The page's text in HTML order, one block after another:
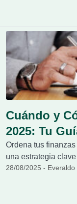
Cuándo y
2025: Tu
Ordena tus
una estrategia
28/08/2025 - Everaldo